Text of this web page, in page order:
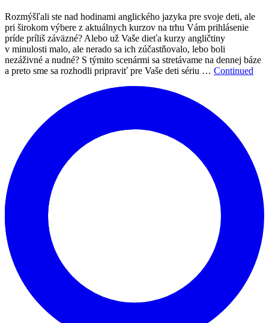
Rozmýšľali ste nad hodinami anglického jazyka pre svoje deti, ale
pri širokom výbere z aktuálnych kurzov na trhu Vám prihlásenie
príde príliš záväzné? Alebo už Vaše dieťa kurzy angličtiny
v minulosti malo, ale nerado sa ich zúčastňovalo, lebo boli
nezáživné a nudné? S týmito scenármi sa stretávame na dennej báze
a preto sme sa rozhodli pripraviť pre Vaše deti sériu … Continued